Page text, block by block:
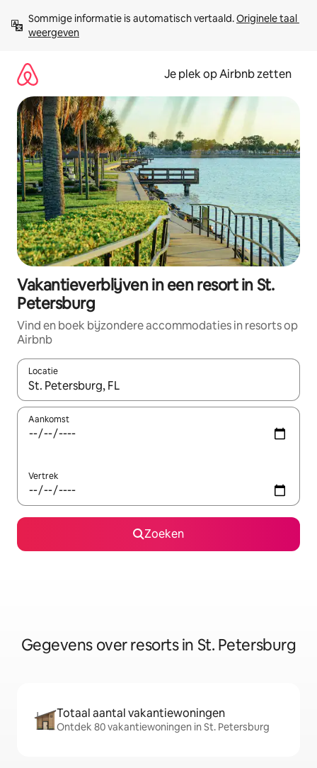
direct
naar
Sommige informatie is automatisch vertaald. Originele taal
weergeven
Je plek op Airbnb zetten
Vakantieverblijven in een resort in St.
Petersburg
Vind en boek bijzondere accommodaties in resorts op
Airbnb
Locatie
Wanneer er resultaten beschikbaar zijn, maak je een keuze
Aankomst
Vertrek
Zoeken
Gegevens over resorts in St. Petersburg
Totaal aantal vakantiewoningen
Ontdek 80 vakantiewoningen in St. Petersburg